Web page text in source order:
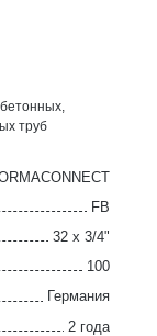
труб
FB
32 x 3/4"
100
Германия
2 года